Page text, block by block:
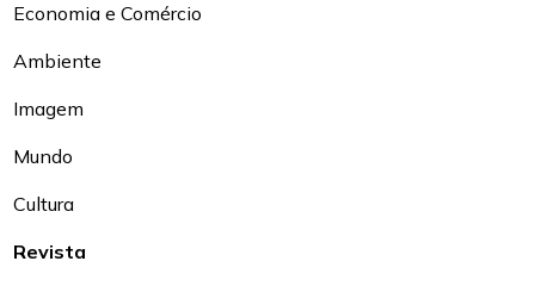
Economia e Comércio
Ambiente
Imagem
Mundo
Cultura
Revista